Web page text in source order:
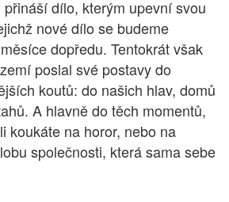
dílo, kterým upevní svou
nové dílo se budeme
dopředu. Tentokrát však
poslal své postavy do
koutů: do našich hlav, domů
A hlavně do těch momentů,
koukáte na horor, nebo na
společnosti, která sama sebe